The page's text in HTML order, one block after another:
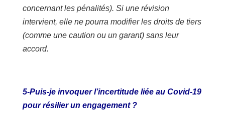
concernant les pénalités). Si une révision
intervient, elle ne pourra modifier les droits de tiers
(comme une caution ou un garant) sans leur
accord.
5-Puis-je invoquer l’incertitude liée au Covid-19
pour résilier un engagement ?